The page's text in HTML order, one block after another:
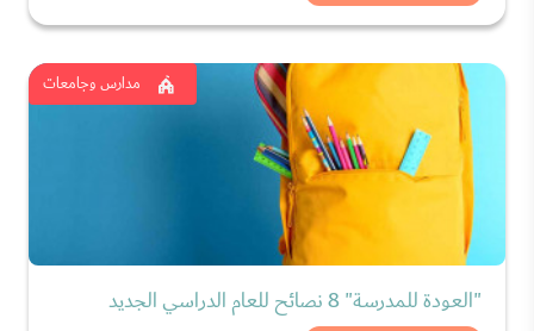
مدارس وجامعات
"العودة للمدرسة" 8 نصائح للعام الدراسي الجديد